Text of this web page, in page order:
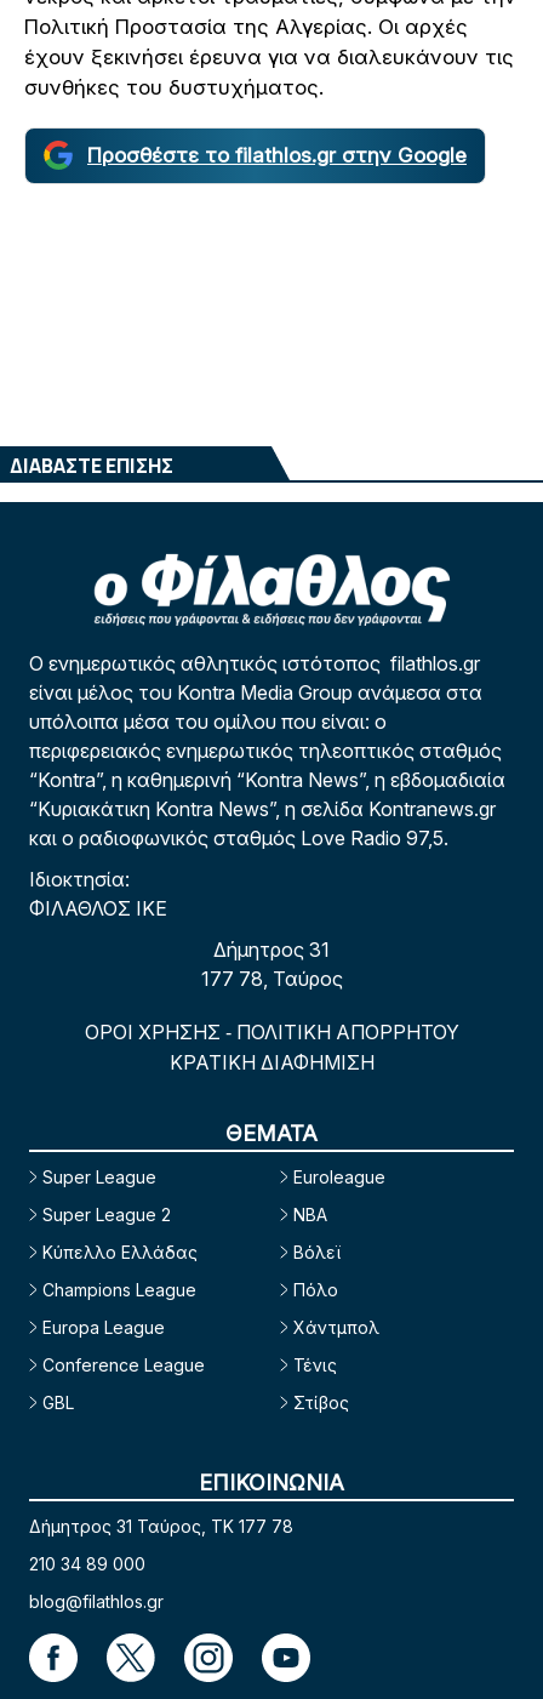
Πολιτική Προστασία της Αλγερίας. Οι αρχές
έχουν ξεκινήσει έρευνα για να διαλευκάνουν τις
συνθήκες του δυστυχήματος.
Προσθέστε το filathlos.gr στην Google
ΔΙΑΒΑΣΤΕ ΕΠΙΣΗΣ
Ο ενημερωτικός αθλητικός ιστότοπος filathlos.gr
είναι μέλος του Kontra Media Group ανάμεσα στα
υπόλοιπα μέσα του ομίλου που είναι: ο
περιφερειακός ενημερωτικός τηλεοπτικός σταθμός
“Kontra”, η καθημερινή “Kontra News”, η εβδομαδιαία
“Κυριακάτικη Kontra News”, η σελίδα Kontranews.gr
και ο ραδιοφωνικός σταθμός Love Radio 97,5.
Ιδιοκτησία:
ΦΙΛΑΘΛΟΣ ΙΚΕ
Δήμητρος 31
177 78, Ταύρος
ΟΡΟΙ ΧΡΗΣΗΣ - ΠΟΛΙΤΙΚΗ ΑΠΟΡΡΗΤΟΥ
ΚΡΑΤΙΚΗ ΔΙΑΦΗΜΙΣΗ
ΘΕΜΑΤΑ
Super League
Super League 2
Κύπελλο Ελλάδας
Champions League
Europa League
Conference League
GBL
Euroleague
NBA
Βόλεϊ
Πόλο
Χάντμπολ
Τένις
Στίβος
ΕΠΙΚΟΙΝΩΝΙΑ
Δήμητρος 31 Ταύρος, TK 177 78
210 34 89 000
blog@filathlos.gr